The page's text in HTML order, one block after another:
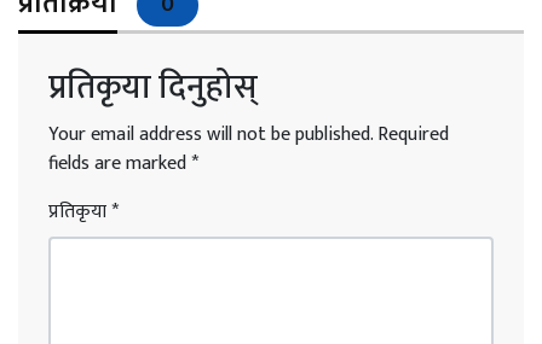
प्रतिकृया दिनुहोस्
Your email address will not be published.Required
fields are marked*
प्रतिकृया*